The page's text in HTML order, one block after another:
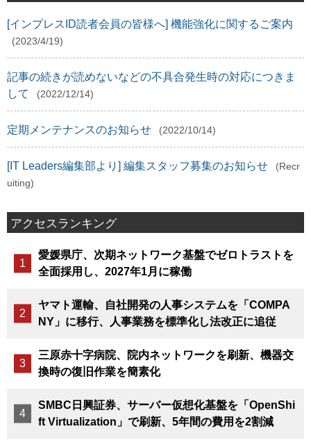
[インプレスID読者会員の皆様へ] 機能強化に関するご案内
(2023/4/19)
記事の続きが読めないなどの不具合発生時の対応につきま
して
(2022/12/14)
定期メンテナンスのお知らせ (2022/10/14)
[IT Leaders編集部より] 編集スタッフ募集のお知らせ
(Recr
uiting)
アクセスランキング
愛媛県庁、次期ネットワーク基盤でゼロトラストを
全面採用し、2027年1月に稼働
ヤマト運輸、自社開発の人事システムを「COMPA
NY」に移行、人事業務を標準化し法改正に追従
三原赤十字病院、院内ネットワークを刷新、機器交
換時の復旧作業を簡素化
SMBC日興証券、サーバー仮想化基盤を「OpenShi
ft Virtualization」で刷新、5年間の費用を2割減